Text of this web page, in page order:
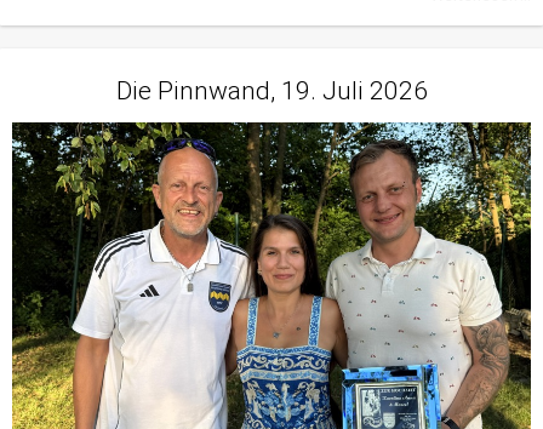
Die Pinnwand, 19. Juli 2026